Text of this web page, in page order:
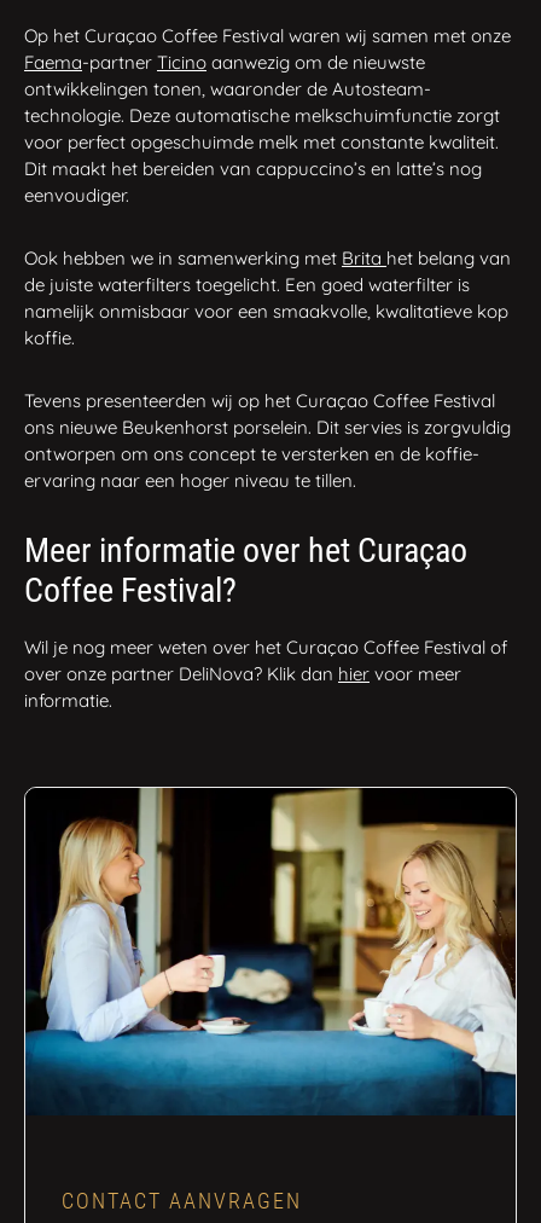
Op het Curaçao Coffee Festival waren wij samen met onze
Faema-partner Ticino aanwezig om de nieuwste
ontwikkelingen tonen, waaronder de Autosteam-
technologie. Deze automatische melkschuimfunctie zorgt
voor perfect opgeschuimde melk met constante kwaliteit.
Dit maakt het bereiden van cappuccino’s en latte’s nog
eenvoudiger.
Ook hebben we in samenwerking met Brita het belang van
de juiste waterfilters toegelicht. Een goed waterfilter is
namelijk onmisbaar voor een smaakvolle, kwalitatieve kop
koffie.
Tevens presenteerden wij op het Curaçao Coffee Festival
ons nieuwe Beukenhorst porselein. Dit servies is zorgvuldig
ontworpen om ons concept te versterken en de koffie-
ervaring naar een hoger niveau te tillen.
Meer informatie over het Curaçao
Coffee Festival?
Wil je nog meer weten over het Curaçao Coffee Festival of
over onze partner DeliNova? Klik dan hier voor meer
informatie.
CONTACT AANVRAGEN